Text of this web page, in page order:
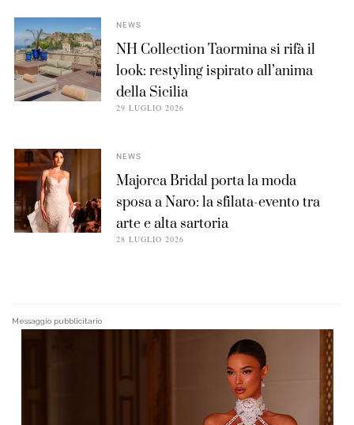
NEWS
NH Collection Taormina si rifà il
look: restyling ispirato all’anima
della Sicilia
29 LUGLIO 2026
NEWS
Majorca Bridal porta la moda
sposa a Naro: la sfilata-evento tra
arte e alta sartoria
28 LUGLIO 2026
Messaggio pubblicitario